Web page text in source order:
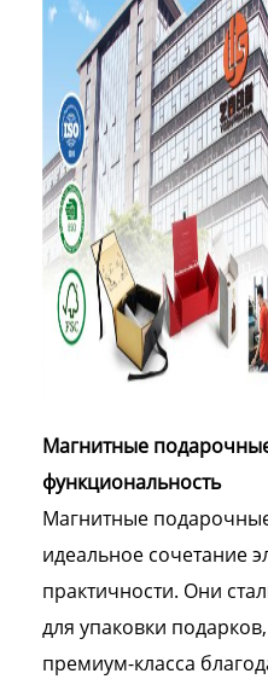
Магнитные
функциональность
Магнитные
идеальное сочетание
практичности. Они
для упаковки
премиум-класса